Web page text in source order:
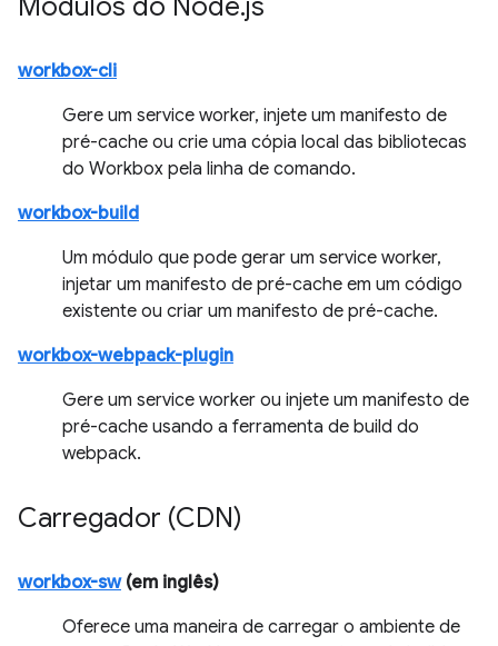
Módulos do Node.js
workbox-cli
Gere um service worker, injete um manifesto de
pré-cache ou crie uma cópia local das bibliotecas
do Workbox pela linha de comando.
workbox-build
Um módulo que pode gerar um service worker,
injetar um manifesto de pré-cache em um código
existente ou criar um manifesto de pré-cache.
workbox-webpack-plugin
Gere um service worker ou injete um manifesto de
pré-cache usando a ferramenta de build do
webpack.
Carregador (CDN)
workbox-sw(em inglês)
Oferece uma maneira de carregar o ambiente de